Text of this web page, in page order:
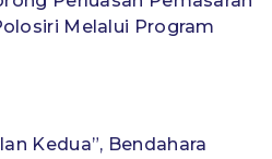
Melalui Program
Kedua”, Bendahara